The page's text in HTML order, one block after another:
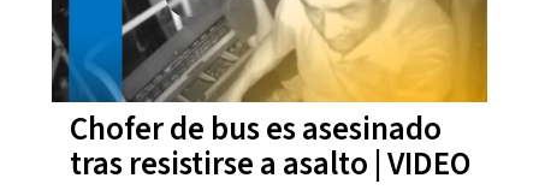
Chofer de bus es asesinado
tras resistirse a asalto | VIDEO